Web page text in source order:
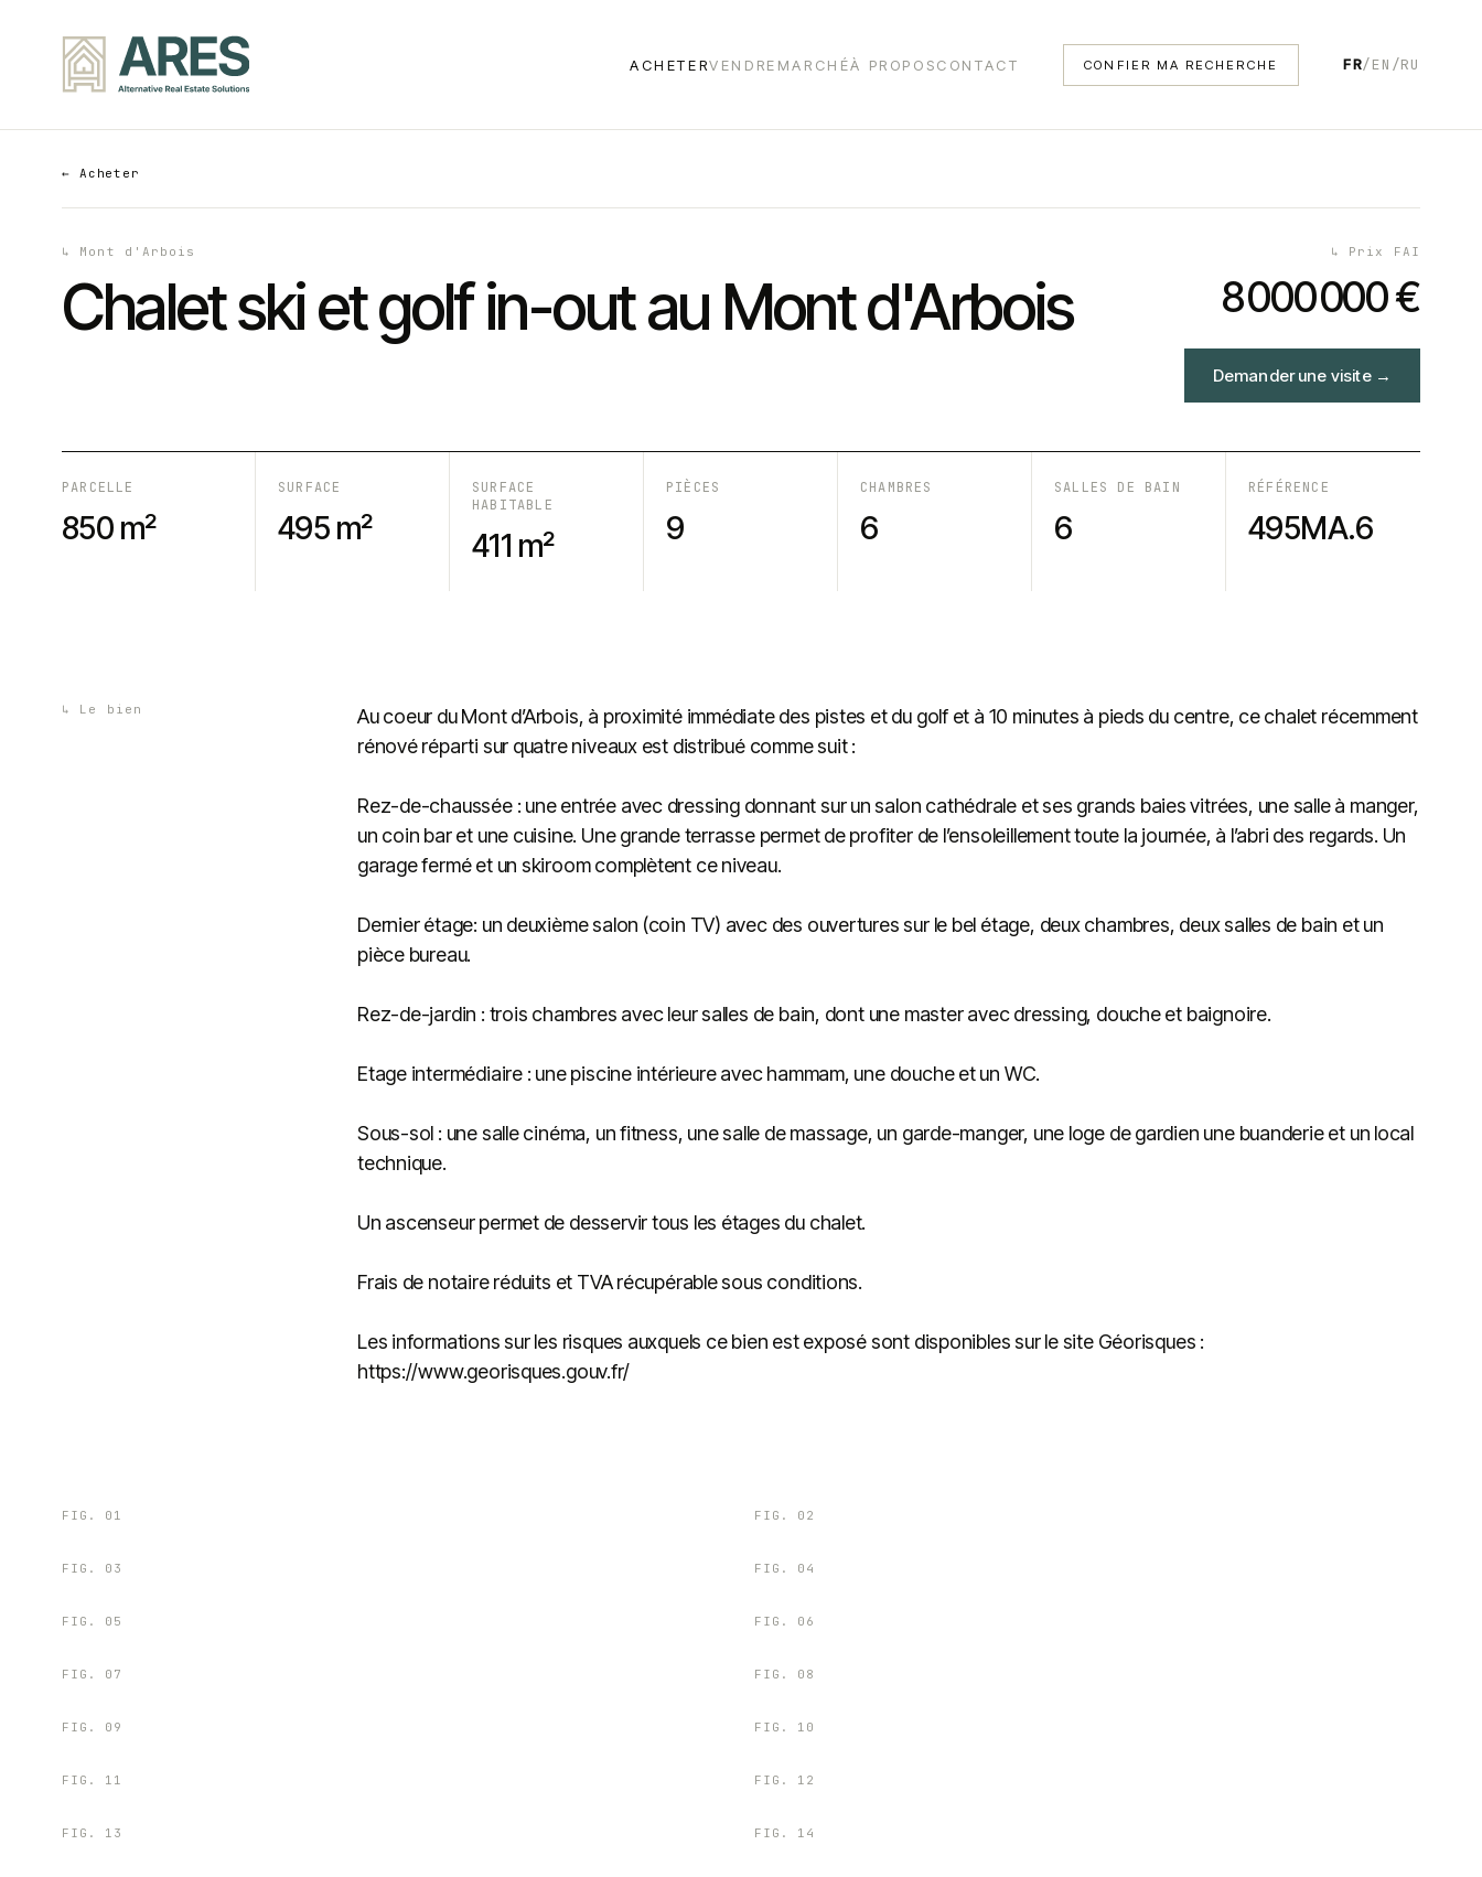
ACHETERVENDRE MARCHÉÀ PROPOSCONTACT CONFIER MA RECHERCHE FR/EN /RU
← Acheter
↳ Mont d'Arbois
Chalet ski et golf in-out au Mont d'Arbois
↳ Prix FAI
8 000 000 €
Demander une visite→
PARCELLE
850 m²
SURFACE
495 m²
SURFACE
HABITABLE
411 m²
PIÈCES
9
CHAMBRES
6
SALLES DE BAIN
6
RÉFÉRENCE
495MA.6
↳ Le bien
Au coeur du Mont d’Arbois, à proximité immédiate des pistes et du golf et à 10 minutes à pieds du centre, ce chalet récemment
rénové réparti sur quatre niveaux est distribué comme suit :
Rez-de-chaussée : une entrée avec dressing donnant sur un salon cathédrale et ses grands baies vitrées, une salle à manger,
un coin bar et une cuisine. Une grande terrasse permet de profiter de l’ensoleillement toute la journée, à l’abri des regards. Un
garage fermé et un skiroom complètent ce niveau.
Dernier étage: un deuxième salon (coin TV) avec des ouvertures sur le bel étage, deux chambres, deux salles de bain et un
pièce bureau.
Rez-de-jardin : trois chambres avec leur salles de bain, dont une master avec dressing, douche et baignoire.
Etage intermédiaire : une piscine intérieure avec hammam, une douche et un WC.
Sous-sol : une salle cinéma, un fitness, une salle de massage, un garde-manger, une loge de gardien une buanderie et un local
technique.
Un ascenseur permet de desservir tous les étages du chalet.
Frais de notaire réduits et TVA récupérable sous conditions.
Les informations sur les risques auxquels ce bien est exposé sont disponibles sur le site Géorisques :
https://www.georisques.gouv.fr/
FIG. 01 FIG. 02
FIG. 03 FIG. 04
FIG. 05 FIG. 06
FIG. 07 FIG. 08
FIG. 09 FIG. 10
FIG. 11 FIG. 12
FIG. 13 FIG. 14